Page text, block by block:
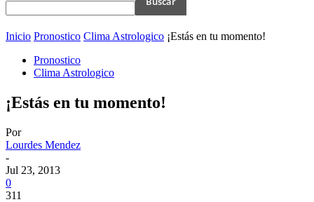
Inicio Pronostico Clima Astrologico ¡Estás en tu momento!
Pronostico
Clima Astrologico
¡Estás en tu momento!
Por
Lourdes Mendez
-
Jul 23, 2013
0
311